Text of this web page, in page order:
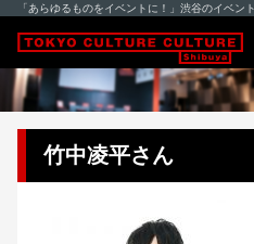
「あらゆるものをイベントに！」渋谷のイベン
竹中凌平さん